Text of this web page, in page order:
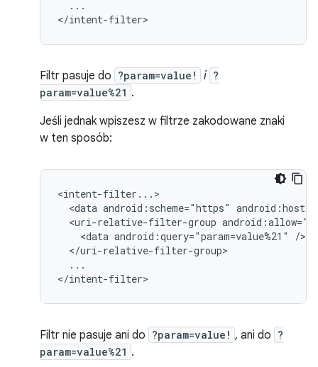
...
</intent-filter>
Filtr pasuje do ?param=value! i ?
param=value%21 .
Jeśli jednak wpiszesz w filtrze zakodowane znaki
w ten sposób:
<data android:scheme="https"
<uri-relative-filter-group
<data android:query="param=value%21"
...
</intent-filter>
Filtr nie pasuje ani do ?param=value! , ani do ?
param=value%21 .